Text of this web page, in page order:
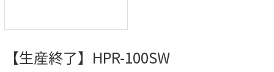
【生産終了】HPR-100SW